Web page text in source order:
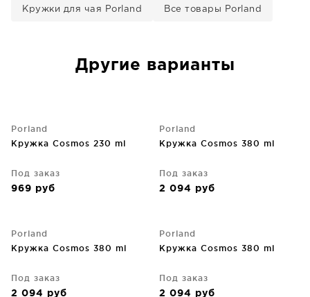
Кружки для чая Porland Все товары Porland
Другие варианты
Porland
Кружка Cosmos 230 ml
Под заказ
969 руб
Porland
Кружка Cosmos 380 ml
Под заказ
2 094 руб
Porland
Кружка Cosmos 380 ml
Под заказ
2 094 руб
Porland
Кружка Cosmos 380 ml
Под заказ
2 094 руб